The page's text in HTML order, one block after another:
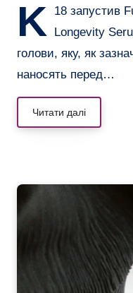
K
18 запустив
Longevity
голови, яку, як
наносять перед…
Читати далі